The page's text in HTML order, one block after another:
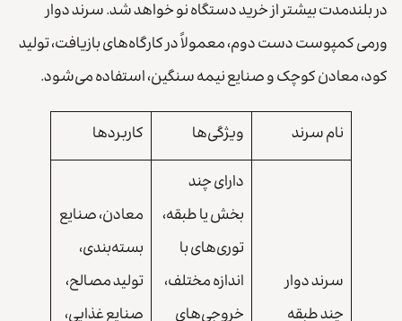
در بلندمدت بیشتر از خرید دستگاه نو خواهد شد. سرند دوار
ورمی کمپوست دست دوم، معمولاً در کارگاه‌های بازیافت، تولید
کود، معادن کوچک و صنایع نیمه سنگین، استفاده می‌شود.
نام سرند ویژگی‌ها کاربردها
سرند دوار
دارای چند
بخش یا طبقه،
توری‌های با
اندازه مختلف،
معادن، صنایع
بسته‌بندی،
تولید مصالح،